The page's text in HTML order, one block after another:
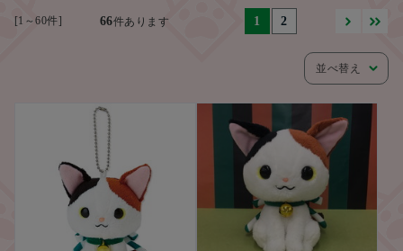
[1～60件] 66件あります 1 2
並べ替え